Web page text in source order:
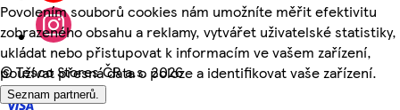
Povolením souborů cookies nám umožníte měřit efektivitu
zobrazeného obsahu a reklamy, vytvářet uživatelské statistiky,
ukládat nebo přistupovat k informacím ve vašem zařízení,
používat přesná data o poloze a identifikovat vaše zařízení.
Seznam partnerů.
©Tesco Stores ČR a.s. 2026